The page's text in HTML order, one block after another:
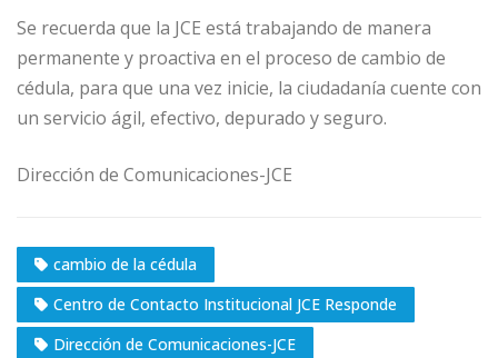
Se recuerda que la JCE está trabajando de manera
permanente y proactiva en el proceso de cambio de
cédula, para que una vez inicie, la ciudadanía cuente con
un servicio ágil, efectivo, depurado y seguro.
Dirección de Comunicaciones-JCE
cambio de la cédula
Centro de Contacto Institucional JCE Responde
Dirección de Comunicaciones-JCE